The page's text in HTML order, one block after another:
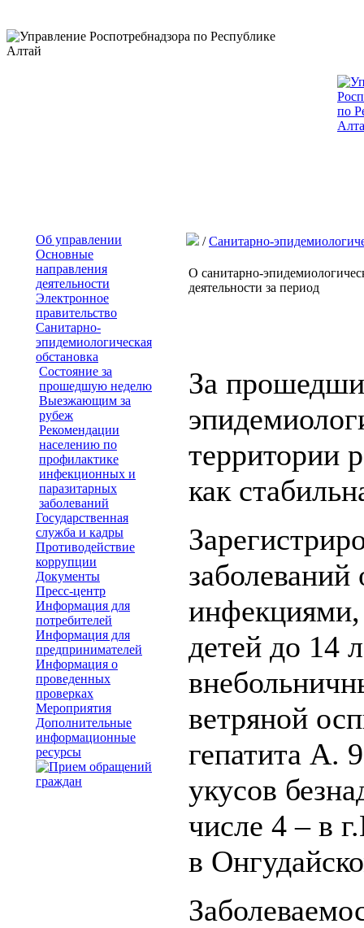
Об управлении
Основные
направления
деятельности
Электронное
правительство
Санитарно-
эпидемиологическая
обстановка
Состояние за
прошедшую неделю
Выезжающим за
рубеж
Рекомендации
населению по
профилактике
инфекционных и
паразитарных
заболеваний
Государственная
служба и кадры
Противодействие
коррупции
Документы
Пресс-центр
Информация для
потребителей
Информация для
предпринимателей
Информация о
проведенных
проверках
Мероприятия
Дополнительные
информационные
ресурсы
/Санитарно-
О санитарно-
деятельности за период
За
территории
как
инфекциями,
детей до 14
ветряной
гепатита А.
укусов
числе 4 – в
в